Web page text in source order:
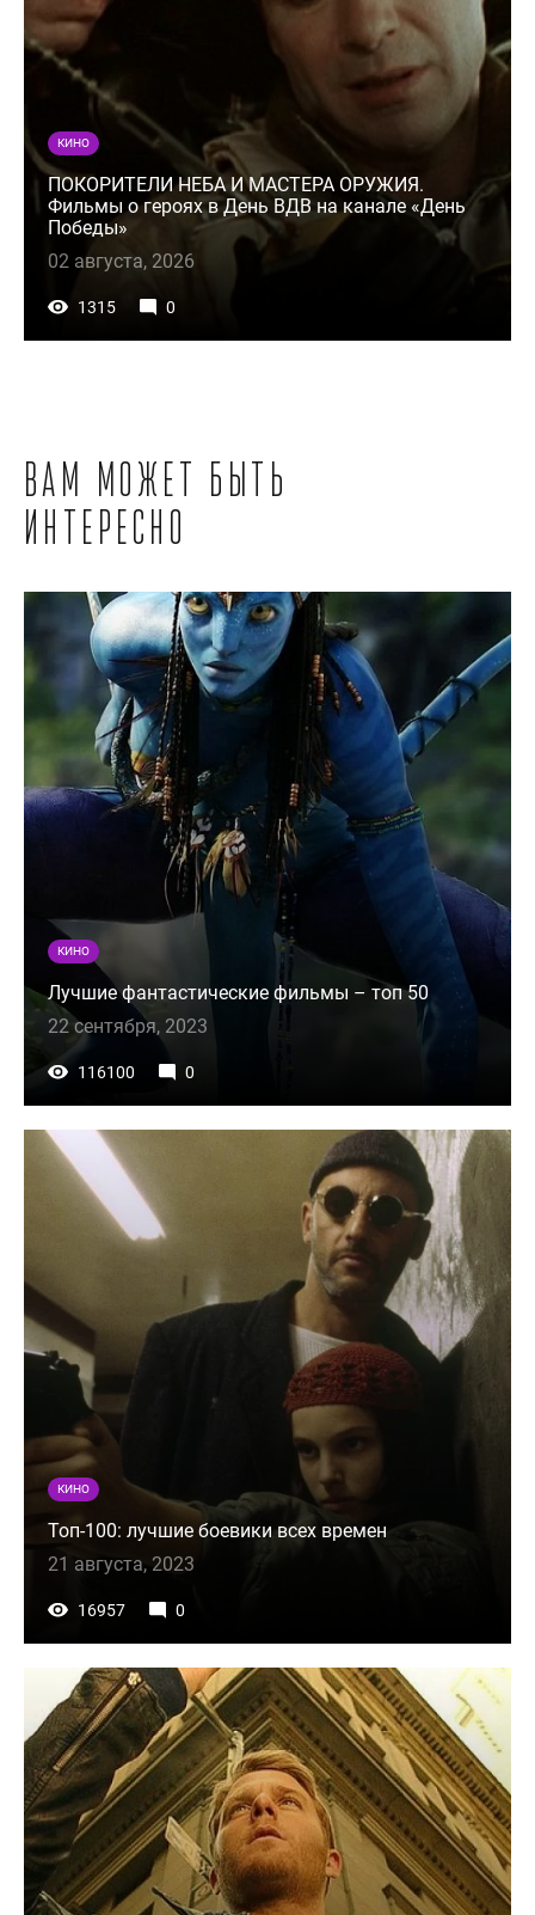
КИНО
ПОКОРИТЕЛИ НЕБА И МАСТЕРА ОРУЖИЯ.
Фильмы о героях в День ВДВ на канале «День
Победы»
02 августа, 2026
1315 0
Вам может быть
интересно
КИНО
Лучшие фантастические фильмы – топ 50
22 сентября, 2023
116100 0
КИНО
Топ-100: лучшие боевики всех времен
21 августа, 2023
16957 0